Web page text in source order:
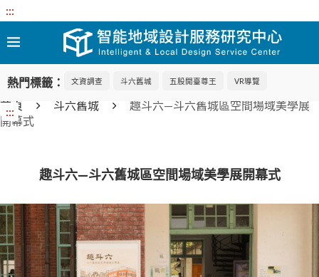
:::
熱門標籤： 文資調查 斗六舊城 五股開臺尊王 VR導覽
:::
首頁 斗六舊城
趣斗六—斗六舊城區空間場域美學展
開幕式
趣斗六—斗六舊城區空間場域美學展開幕式